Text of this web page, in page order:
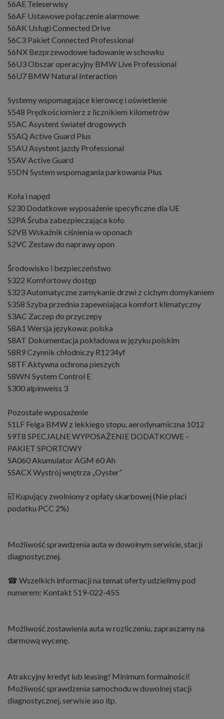
S6AE Teleserwisy
S6AF Ustawowe połączenie alarmowe
S6AK Usługi Connected Drive
S6C3 Pakiet Connected Professional
S6NX Bezprzewodowe ładowanie w schowku
S6U3 Obszar operacyjny BMW Live Professional
S6U7 BMW Natural Interaction
Systemy wspomagające kierowcę i oświetlenie
S548 Prędkościomierz z licznikiem kilometrów
S5AC Asystent świateł drogowych
S5AQ Active Guard Plus
S5AU Asystent jazdy Professional
S5AV Active Guard
S5DN System wspomagania parkowania Plus
Koła i napęd
S230 Dodatkowe wyposażenie specyficzne dla UE
S2PA Śruba zabezpieczająca koło
S2VB Wskaźnik ciśnienia w oponach
S2VC Zestaw do naprawy opon
Środowisko i bezpieczeństwo
S322 Komfortowy dostęp
S323 Automatyczne zamykanie drzwi z cichym domykaniem
S358 Szyba przednia zapewniająca komfort klimatyczny
S3AC Zaczep do przyczepy
S8A1 Wersja językowa: polska
S8AT Dokumentacja pokładowa w języku polskim
S8R9 Czynnik chłodniczy R1234yf
S8TF Aktywna ochrona pieszych
S8WN System Control E
S300 alpinweiss 3
Pozostałe wyposażenie
S1LF Felga BMW z lekkiego stopu, aerodynamiczna 1012
S9T8 SPECJALNE WYPOSAŻENIE DODATKOWE –
PAKIET SPORTOWY
SA060 Akumulator AGM 60 Ah
SSACX Wystrój wnętrza „Oyster”
☑️ Kupujący zwolniony z opłaty skarbowej (Nie płaci
podatku PCC 2%)
Możliwość sprawdzenia auta w dowolnym serwisie, stacji
diagnostycznej.
☎ Wszelkich informacji na temat oferty udzielimy pod
numerem: Kontakt 519-022-455
Możliwość zostawienia auta w rozliczeniu, zapraszamy na
darmową wycenę.
Atrakcyjny kredyt lub leasing! Minimum formalności!
Możliwość sprawdzenia samochodu w dowolnej stacji
diagnostycznej, serwisie aso itp.